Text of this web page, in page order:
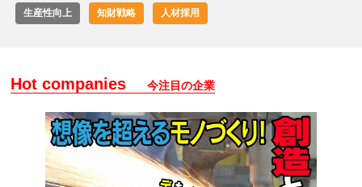
生産性向上 知財戦略 人材採用
Hot companies 今注目の企業